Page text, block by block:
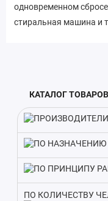
одновременном
стиральная машина и
автономной
частных домах с
В комплекте с
гарантирует
стоков.
КАТАЛОГ ТОВАРОВ
ПО КОЛИЧЕСТВУ